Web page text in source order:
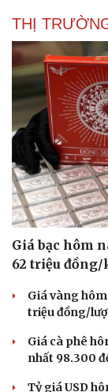
THỊ
Giá bạc hôm
62 triệu
Giá vàng hôm
triệu đồng/
Giá cà phê
nhất 98.300
Tỷ giá USD